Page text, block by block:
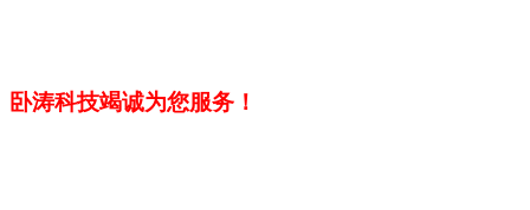
卧涛科技竭诚为您服务！